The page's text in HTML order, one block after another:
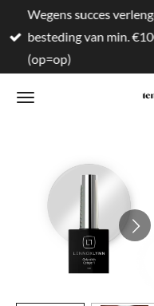
direct
naar
hoofdinhoud
Wegens succes
besteding van min.
(op=op)